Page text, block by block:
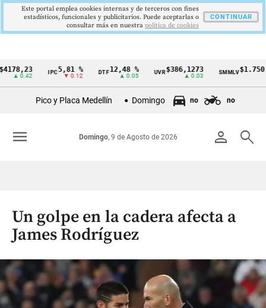
Cintillo
Colombia
IPC 5,81 %
▼ 0.12
DTF 12,48 %
▲ 0.05
UVR $386,1273
▲ 0.03
SMMLV $1.750.905
Pico y Placa Medellín Domingo no no
person search
Domingo, 9 de Agosto de 2026
menu
Un golpe en la cadera afecta a
James Rodríguez
Este portal emplea cookies internas y de terceros con fines
estadísticos, funcionales y publicitarios. Puede aceptarlas o
consultar más en nuestra politica de cookies
CONTINUAR